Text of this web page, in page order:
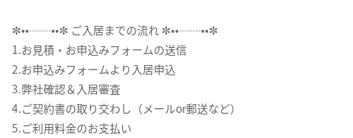
✼••┈┈••✼ ご入居までの流れ ✼••┈┈••✼
1.お見積・お申込みフォームの送信
2.お申込みフォームより入居申込
3.弊社確認＆入居審査
4.ご契約書の取り交わし（メールor郵送など）
5.ご利用料金のお支払い